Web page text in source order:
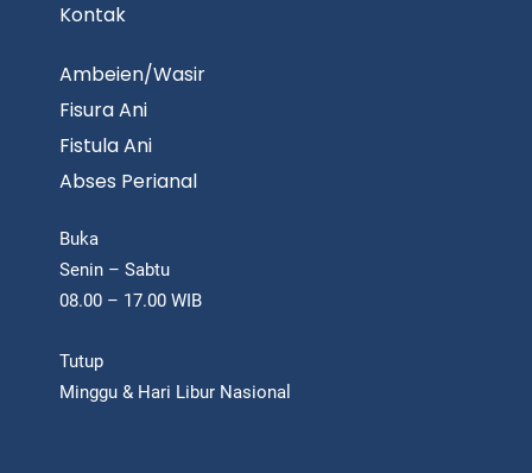
Kontak
Ambeien/Wasir
Fisura Ani
Fistula Ani
Abses Perianal
Buka
Senin – Sabtu
08.00 – 17.00 WIB
Tutup
Minggu & Hari Libur Nasional